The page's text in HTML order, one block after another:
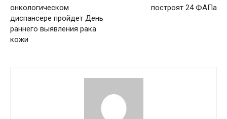
онкологическом
диспансере пройдет День
раннего выявления рака
кожи
построят 24 ФАПа